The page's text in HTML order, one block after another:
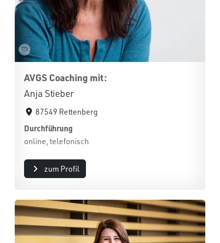
AVGS Coaching mit:
Anja Stieber
87549 Rettenberg
Durchführung
online, telefonisch
zum Profil